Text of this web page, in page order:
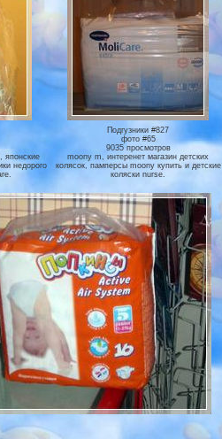
японские
недорого
Подгузники #827
фото #65
9035 просмотров
moony m, интеренет магазин детских
колясок, памперсы moony купить и детские
коляски nurse.